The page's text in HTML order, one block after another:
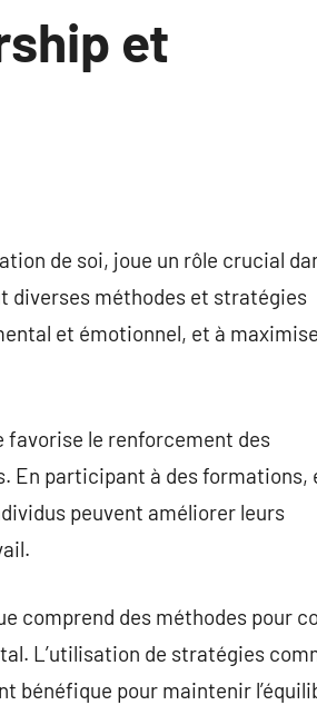
et
de soi, joue un rôle crucial
diverses méthodes et stratégies
et émotionnel, et à
favorise le renforcement des
En participant à des formations,
peuvent améliorer leurs
comprend des méthodes pour
L’utilisation de stratégies
bénéfique pour maintenir